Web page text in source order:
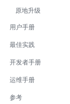
原地升级
用户手册
最佳实践
开发者手册
运维手册
参考